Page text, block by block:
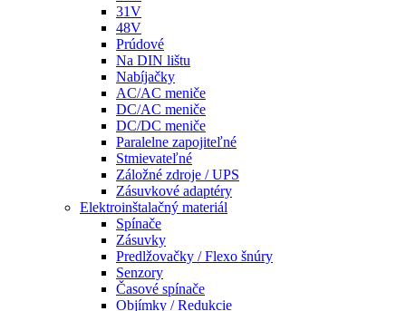
31V
48V
Prúdové
Na DIN lištu
Nabíjačky
AC/AC meniče
DC/AC meniče
DC/DC meniče
Paralelne zapojiteľné
Stmievateľné
Záložné zdroje / UPS
Zásuvkové adaptéry
Elektroinštalačný materiál
Spínače
Zásuvky
Predlžovačky / Flexo šnúry
Senzory
Časové spínače
Objímky / Redukcie